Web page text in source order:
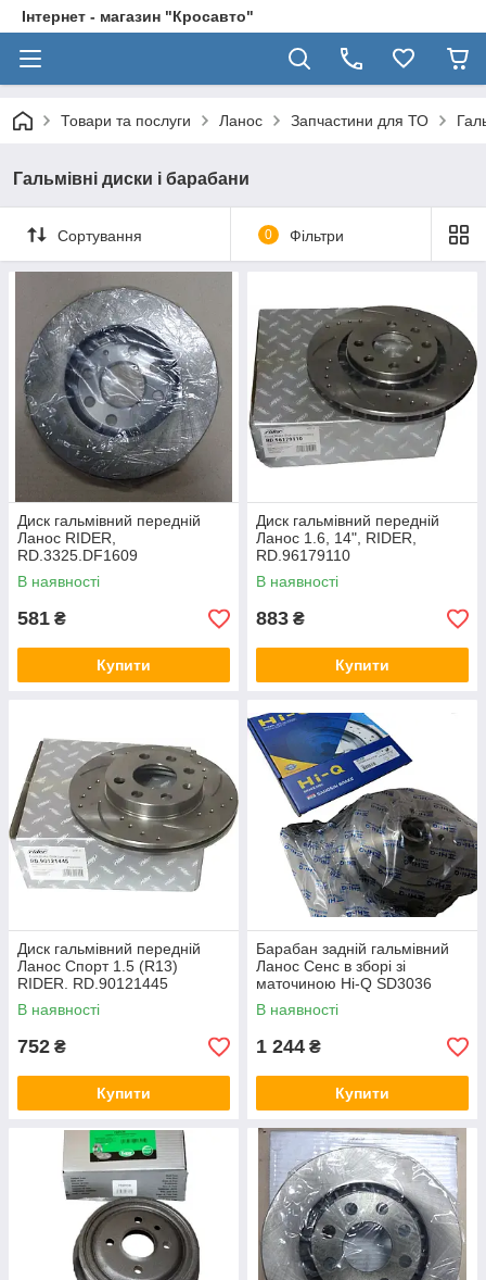
Інтернет - магазин "Кросавто"
Товари та послуги Ланос Запчастини для ТО
Гальмівні диски і барабани
Сортування 0 Фільтри
Диск гальмівний передній
Ланос RIDER,
RD.3325.DF1609
В наявності
581 ₴
Купити
Диск гальмівний передній
Ланос 1.6, 14", RIDER,
RD.96179110
В наявності
883 ₴
Купити
Диск гальмівний передній
Ланос Спорт 1.5 (R13)
RIDER. RD.90121445
В наявності
752 ₴
Купити
Барабан задній гальмівний
Ланос Сенс в зборі зі
маточиною Hi-Q SD3036
В наявності
1 244 ₴
Купити